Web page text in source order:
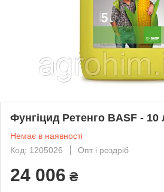
Фунгіцид Ретенго BASF - 10
Немає в наявності
Код: 1205026
Опт і роздріб
24 006 ₴